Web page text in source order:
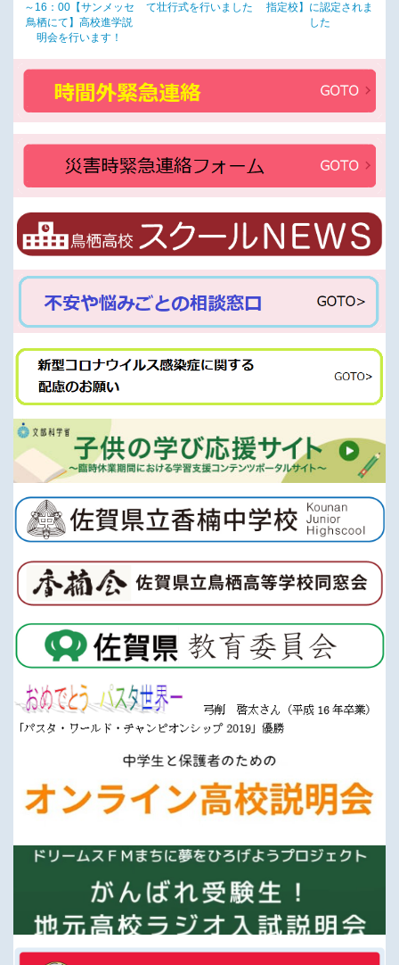
～16：00【サンメッセ
鳥栖にて】高校進学説
明会を行います！
て壮行式を行いました
指定校】に認定されま
した